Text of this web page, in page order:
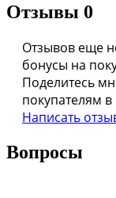
Отзывы 0
Отзывов еще
бонусы на
Поделитесь
покупателям
Написать
Вопросы